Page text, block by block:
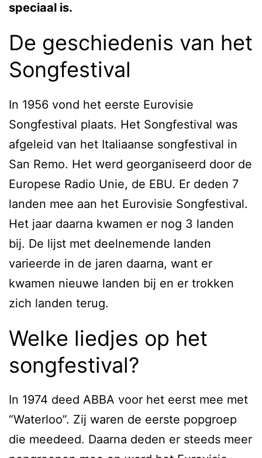
speciaal is.
De geschiedenis van het
Songfestival
In 1956 vond het eerste Eurovisie
Songfestival plaats. Het Songfestival was
afgeleid van het Italiaanse songfestival in
San Remo. Het werd georganiseerd door de
Europese Radio Unie, de EBU. Er deden 7
landen mee aan het Eurovisie Songfestival.
Het jaar daarna kwamen er nog 3 landen
bij. De lijst met deelnemende landen
varieerde in de jaren daarna, want er
kwamen nieuwe landen bij en er trokken
zich landen terug.
Welke liedjes op het
songfestival?
In 1974 deed ABBA voor het eerst mee met
“Waterloo”. Zij waren de eerste popgroep
die meedeed. Daarna deden er steeds meer